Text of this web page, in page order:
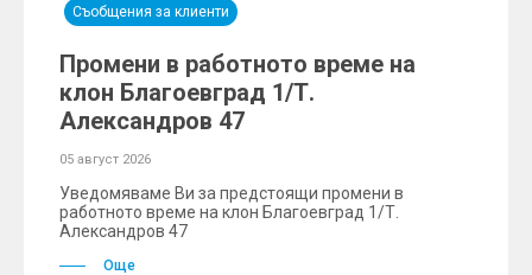
Съобщения за клиенти
Промени в работното време на
клон Благоевград 1/Т.
Александров 47
05 август 2026
Уведомяваме Ви за предстоящи промени в
работното време на клон Благоевград 1/Т.
Александров 47
Още